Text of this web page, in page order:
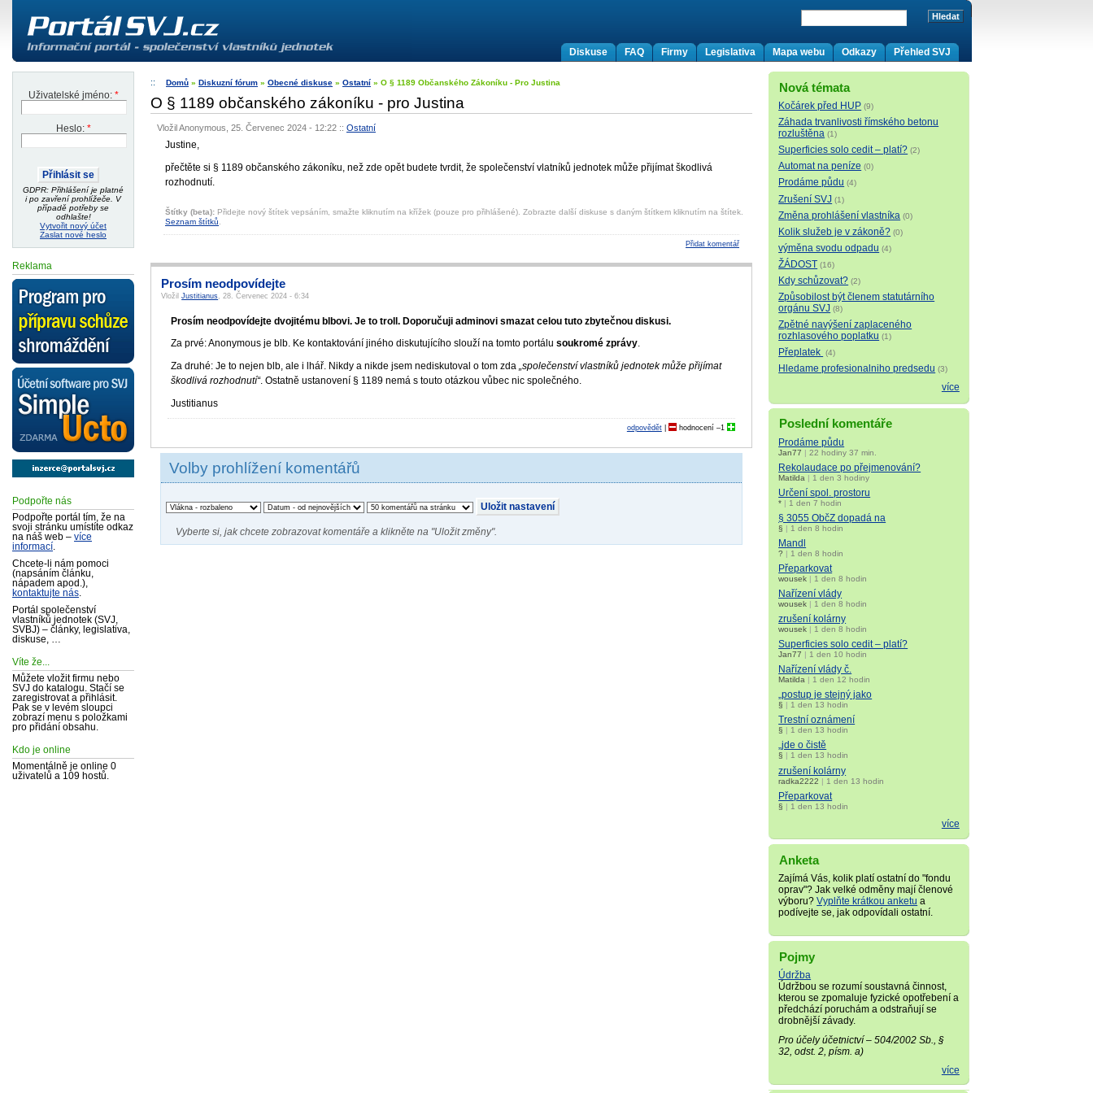
Přehled SVJ
Odkazy
Mapa webu
Legislativa
Firmy
FAQ
Diskuse
Uživatelské jméno: *
Heslo: *
GDPR: Přihlášení je platné
i po zavření prohlížeče. V
případě potřeby se
odhlašte!
Vytvořit nový účet
Zaslat nové heslo
Reklama
Podpořte nás
Podpořte portál tím, že na
svoji stránku umístíte odkaz
na náš web – více
informací
Chcete-li nám pomoci
(napsáním článku,
nápadem apod.),
kontaktujte nás
Portál společenství
vlastníků jednotek (SVJ,
SVBJ) – články, legislativa,
diskuse, …
Víte že...
Můžete vložit firmu nebo
SVJ do katalogu. Stačí se
zaregistrovat a přihlásit.
Pak se v levém sloupci
zobrazí menu s položkami
pro přidání obsahu.
Kdo je online
Momentálně je online 0
uživatelů a 109 hostů.
Nová témata
Kočárek před HUP (9)
Záhada trvanlivosti římského betonu
rozluštěna (1)
Superficies solo cedit – platí? (2)
Automat na peníze (0)
Prodáme půdu (4)
Zrušení SVJ (1)
Změna prohlášení vlastníka (0)
Kolik služeb je v zákoně? (0)
výměna svodu odpadu (4)
ŽÁDOST (16)
Kdy schůzovat? (2)
Způsobilost být členem statutárního
orgánu SVJ (8)
Zpětné navýšení zaplaceného
rozhlasového poplatku (1)
Přeplatek (4)
Hledame profesionalniho predsedu (3)
více
Poslední komentáře
Prodáme půdu
Jan77 |22 hodiny 37 min.
Rekolaudace po přejmenování?
Matilda | 1 den 3 hodiny
Určení spol. prostoru
* | 1 den 7 hodin
§ 3055 ObčZ dopadá na
§ | 1 den 8 hodin
Mandl
? | 1 den 8 hodin
Přeparkovat
wousek | 1 den 8 hodin
Nařízení vlády
wousek | 1 den 8 hodin
zrušení kolárny
wousek | 1 den 8 hodin
Superficies solo cedit – platí?
Jan77 | 1 den 10 hodin
Nařízení vlády č.
Matilda | 1 den 12 hodin
„postup je stejný jako
§ | 1 den 13 hodin
Trestní oznámení
§ 1 den 13 hodin
„jde o čistě
§ 1 den 13 hodin
zrušení kolárny
radka2222 | 1 den 13 hodin
Přeparkovat
§ | 1 den 13 hodin
více
Anketa
Zajímá Vás, kolik platí ostatní do "fondu
oprav"? Jak velké odměny mají členové
výboru?Vyplňte krátkou anketu a
podívejte se, jak odpovídali ostatní.
Pojmy
Údržba
Údržbou se rozumí soustavná činnost,
kterou se zpomaluje fyzické opotřebení a
předchází poruchám a odstraňují se
drobnější závady.
Pro účely účetnictví – 504/2002 Sb., §
32, odst. 2, písm. a)
více
Domů » Diskuzní fórum » Obecné diskuse » Ostatní » O § 1189 Občanského Zákoníku - Pro Justina
O § 1189 občanského zákoníku - pro Justina
Vložil Anonymous, 25. Červenec 2024 - 12:22 :: Ostatní
Justine,
přečtěte si § 1189 občanského zákoníku, než zde opět budete tvrdit, že společenství vlatníků jednotek může přijímat škodlivá
rozhodnutí.
Štítky (beta): Přidejte nový štítek vepsáním, smažte kliknutím na křížek (pouze pro přihlášené). Zobrazte další diskuse s daným štítkem kliknutím na štítek.
Seznam štítků
Přidat komentář
Prosím neodpovídejte
VložilJustitianus, 28. Červenec 2024 - 6:34
Prosím neodpovídejte dvojitému blbovi. Je to troll. Doporučuji adminovi smazat celou tuto zbytečnou diskusi.
Za prvé: Anonymous je blb. Ke kontaktování jiného diskutujícího slouží na tomto portálusoukromé zprávy.
Za druhé: Je to nejen blb, ale i lhář. Nikdy a nikde jsem nediskutoval o tom zda„společenství vlastníků jednotek může přijímat
škodlivá rozhodnutí“. Ostatně ustanovení § 1189 nemá s touto otázkou vůbec nic společného.
Justitianus
odpovědět| hodnocení –1
Volby prohlížení komentářů
Vyberte si, jak chcete zobrazovat komentáře a klikněte na "Uložit změny".